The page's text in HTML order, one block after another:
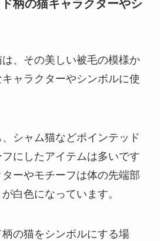
柄の猫キャラクターやシ
、その美しい被毛の模様か
ャラクターやシンボルに使
シャム猫などポインテッド
にしたアイテムは多いです
ーやモチーフは体の先端部
白色になっています。
の猫をシンボルにする場